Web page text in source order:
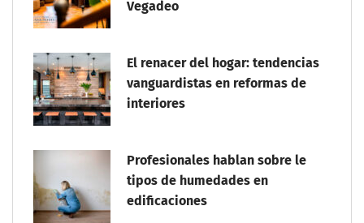
Vegadeo
El renacer del hogar: tendencias
vanguardistas en reformas de
interiores
Profesionales hablan sobre le
tipos de humedades en
edificaciones